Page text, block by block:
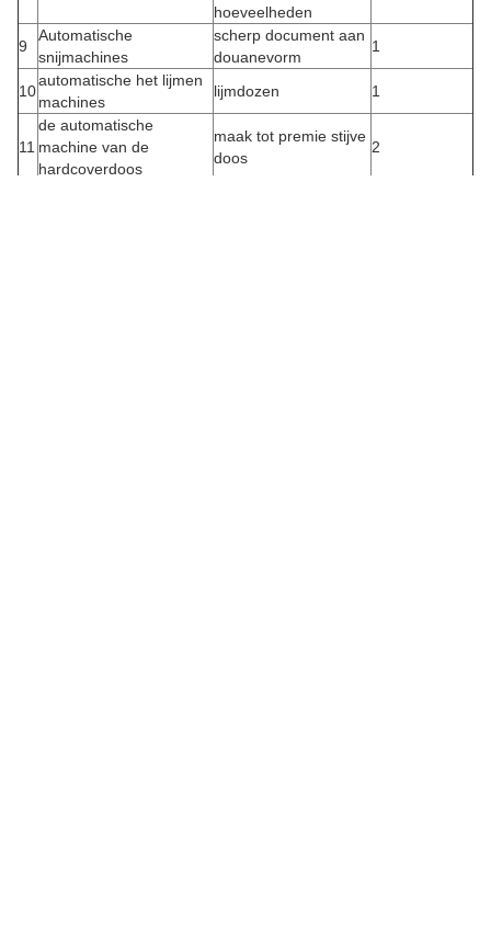
hoeveelheden
9
Automatische
snijmachines
scherp document aan
douanevorm
1
10
automatische het lijmen
machines
lijmdozen 1
11
de automatische
machine van de
hardcoverdoos
maak tot premie stijve
doos
2